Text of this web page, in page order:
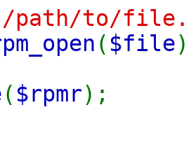
path/to/
( $file
( $rpmr);